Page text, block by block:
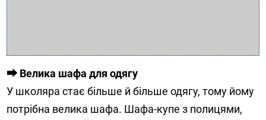
⮕ Велика шафа для одягу
У школяра стає більше й більше одягу, тому йому
потрібна велика шафа. Шафа-купе з полицями,